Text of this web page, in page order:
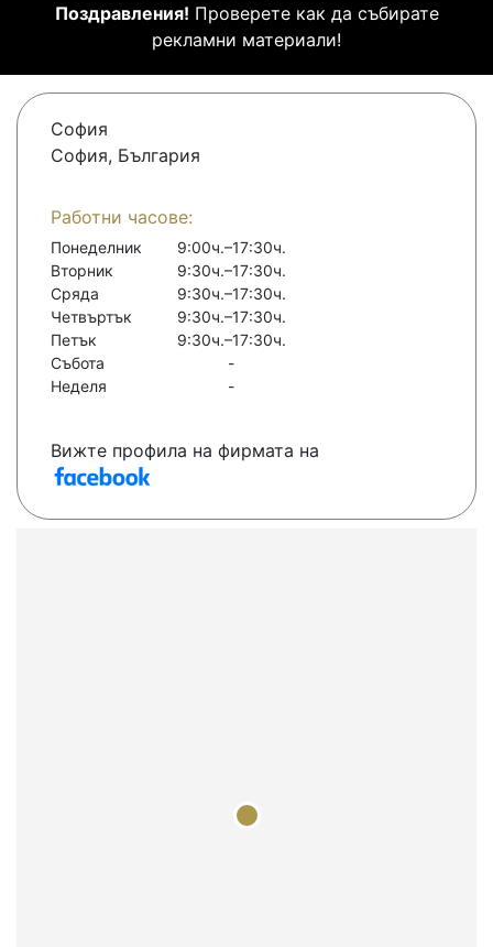
Поздравления! Проверете как да събирате
рекламни материали!
София
София, България
Работни часове:
Понеделник
9:00ч.–17:30ч.
Вторник
9:30ч.–17:30ч.
Сряда
9:30ч.–17:30ч.
Четвъртък
9:30ч.–17:30ч.
Петък
9:30ч.–17:30ч.
Събота
-
Неделя
-
Вижте профила на фирмата на